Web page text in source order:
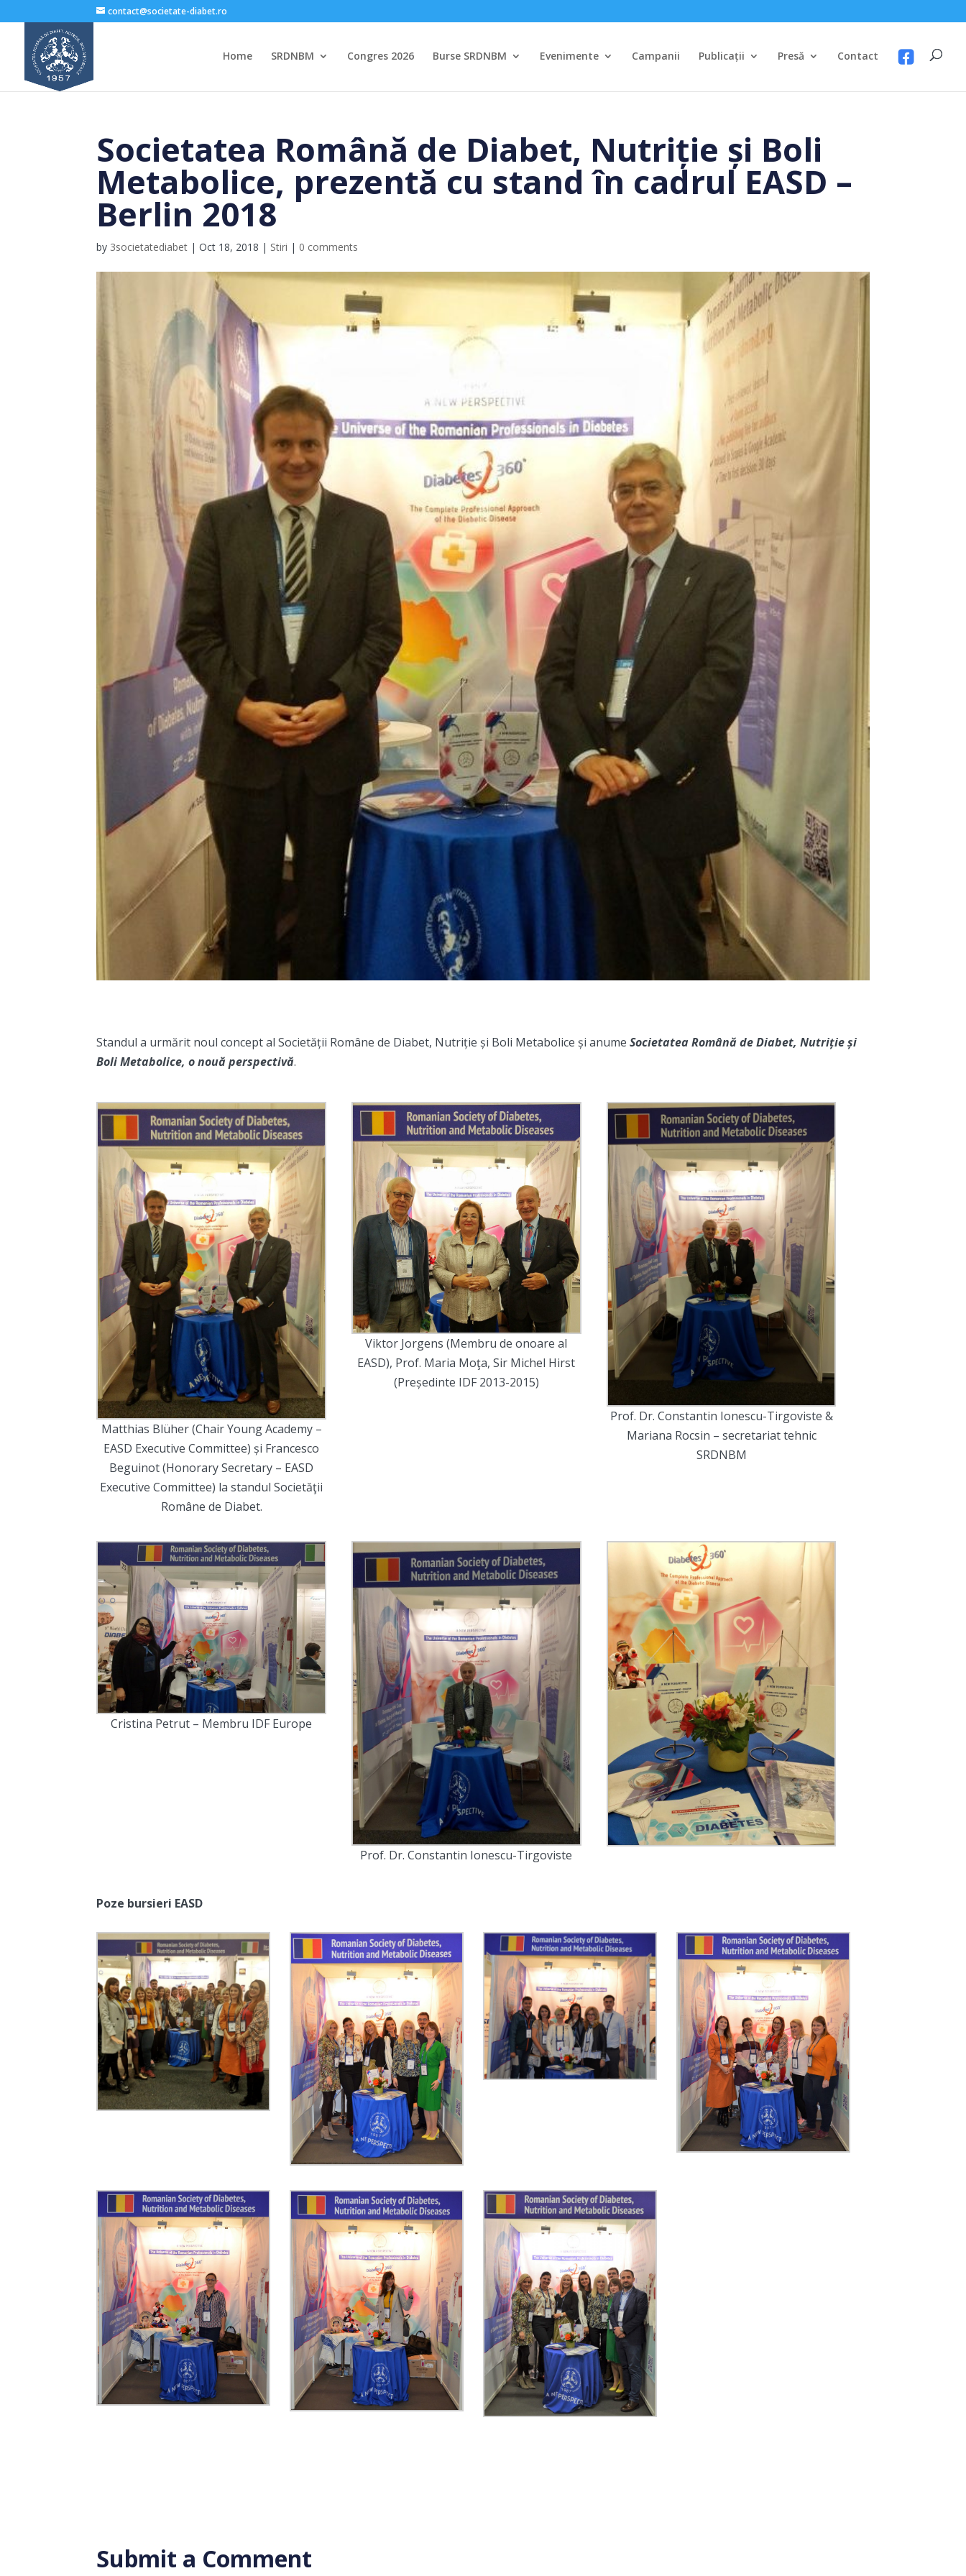
contact@societate-diabet.ro
Home SRDNBM Congres 2026 Burse SRDNBM Evenimente Campanii Publicații Presă Contact
Societatea Română de Diabet, Nutriție și Boli
Metabolice, prezentă cu stand în cadrul EASD –
Berlin 2018
by 3societatediabet |Oct 18, 2018 | Stiri | 0 comments
Standul a urmărit noul concept al Societății Române de Diabet, Nutriție și Boli Metabolice și anumeSocietatea Română de Diabet, Nutriție și
Boli Metabolice, o nouă perspectivă.
Matthias Blüher (Chair Young Academy –
EASD Executive Committee) și Francesco
Beguinot (Honorary Secretary – EASD
Executive Committee) la standul Societăţii
Române de Diabet.
Viktor Jorgens (Membru de onoare al
EASD), Prof. Maria Moţa, Sir Michel Hirst
(Președinte IDF 2013-2015)
Prof. Dr. Constantin Ionescu-Tirgoviste &
Mariana Rocsin – secretariat tehnic
SRDNBM
Cristina Petrut – Membru IDF Europe
Prof. Dr. Constantin Ionescu-Tirgoviste
Poze bursieri EASD
Submit a Comment